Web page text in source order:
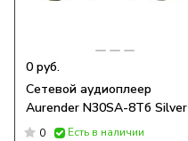
0 руб.
Сетевой аудиоплеер
Aurender N30SA-8Тб Silver
0 Есть в наличии